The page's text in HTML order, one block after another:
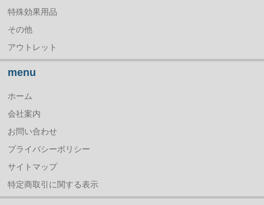
特殊効果用品
その他
アウトレット
menu
ホーム
会社案内
お問い合わせ
プライバシーポリシー
サイトマップ
特定商取引に関する表示